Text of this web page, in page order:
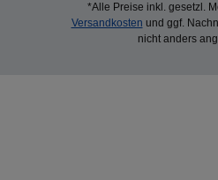
*Alle Preise inkl. gesetzl.
Versandkosten und ggf.
nicht anders